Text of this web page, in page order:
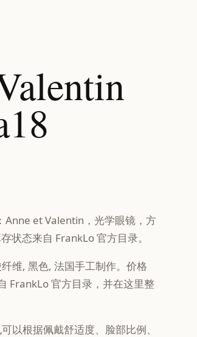
et Valentin，光学眼镜，方
状态来自 FrankLo 官方目录。
维, 黑色, 法国手工制作。价格
FrankLo 官方目录，并在这里整
以根据佩戴舒适度、脸部比例、